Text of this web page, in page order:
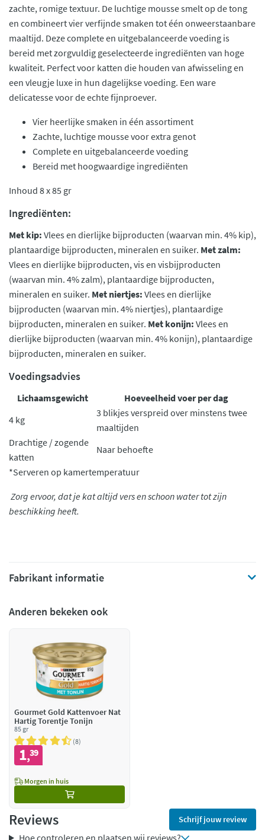
zachte, romige textuur. De luchtige mousse smelt op de tong
en combineert vier verfijnde smaken tot één onweerstaanbare
maaltijd. Deze complete en uitgebalanceerde voeding is
bereid met zorgvuldig geselecteerde ingrediënten van hoge
kwaliteit. Perfect voor katten die houden van afwisseling en
een vleugje luxe in hun dagelijkse voeding. Een ware
delicatesse voor de echte fijnproever.
Vier heerlijke smaken in één assortiment
Zachte, luchtige mousse voor extra genot
Complete en uitgebalanceerde voeding
Bereid met hoogwaardige ingrediënten
Inhoud 8 x 85 gr
Ingrediënten:
Met kip: Vlees en dierlijke bijproducten (waarvan min. 4% kip),
plantaardige bijproducten, mineralen en suiker. Met zalm:
Vlees en dierlijke bijproducten, vis en visbijproducten
(waarvan min. 4% zalm), plantaardige bijproducten,
mineralen en suiker. Met niertjes: Vlees en dierlijke
bijproducten (waarvan min. 4% niertjes), plantaardige
bijproducten, mineralen en suiker. Met konijn: Vlees en
dierlijke bijproducten (waarvan min. 4% konijn), plantaardige
bijproducten, mineralen en suiker.
Voedingsadvies
Lichaamsgewicht
Hoeveelheid voer per dag
4 kg
3 blikjes verspreid over minstens twee
maaltijden
Drachtige / zogende
katten
Naar behoefte
*Serveren op kamertemperatuur
Zorg ervoor, dat je kat altijd vers en schoon water tot zijn
beschikking heeft.
Fabrikant informatie
Anderen bekeken ook
Gourmet Gold Kattenvoer Nat
Hartig Torentje Tonijn
85 gr
8
1,39
Morgen in huis
Reviews Schrijf jouw review